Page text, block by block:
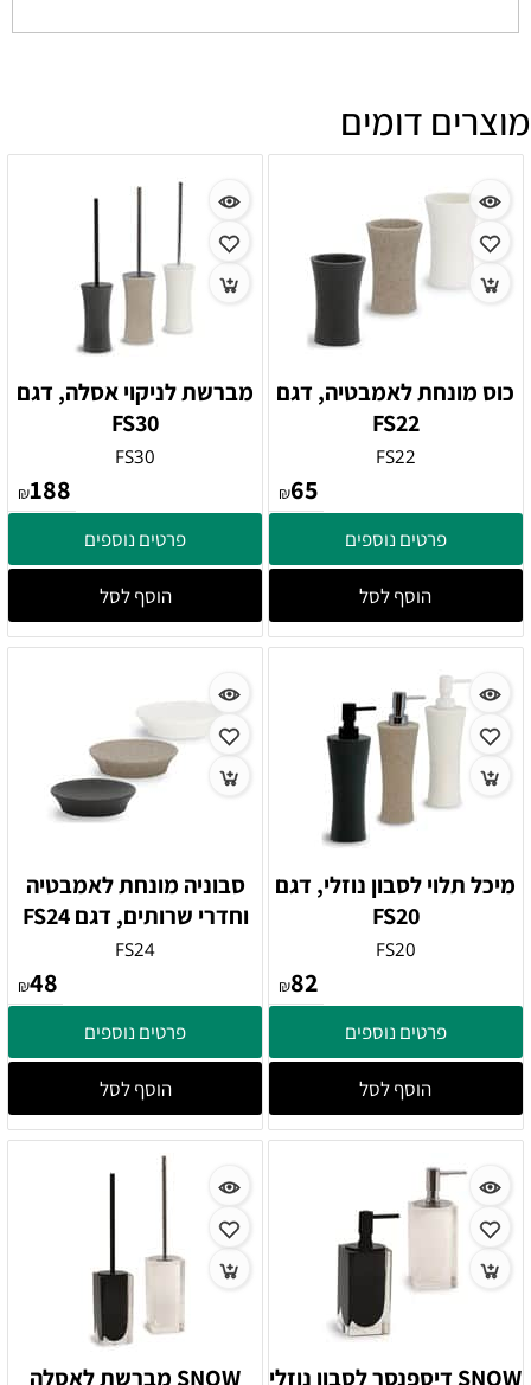
מוצרים דומים
כוס מונחת לאמבטיה, דגם
FS22
FS22
₪65
פרטים נוספים
הוסף לסל
מברשת לניקוי אסלה, דגם
FS30
FS30
₪188
פרטים נוספים
הוסף לסל
מיכל תלוי לסבון נוזלי, דגם
FS20
FS20
₪82
פרטים נוספים
הוסף לסל
סבוניה מונחת לאמבטיה
וחדרי שרותים, דגם FS24
FS24
₪48
פרטים נוספים
הוסף לסל
SNOW דיספנסר לסבון נוזלי SNOW מברשת לאסלה